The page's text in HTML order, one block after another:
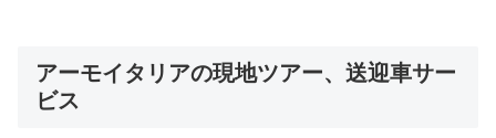
アーモイタリアの現地ツアー、送迎車サー
ビス